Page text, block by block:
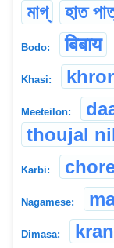
মাগ্
হাত
Bodo: बिबाय
Khasi:
Meeteilon:
thoujal
Karbi:
Nagamese:
Dimasa: